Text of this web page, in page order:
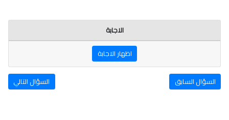
الاجابة
اظهار الاجابة
السؤال السابق السؤال التالي